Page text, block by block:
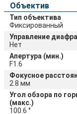
Объектив
Тип объектива
Фиксированный
Управление
Нет
Апертура (мин.)
F1.6
Фокусное
2.8 мм
Угол обзора по
(макс.)
100.6 °